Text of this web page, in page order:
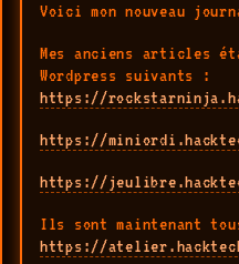
Voici mon nouveau
Mes anciens articles
Wordpress suivants :
https://
https://
https://
Ils sont maintenant
https://